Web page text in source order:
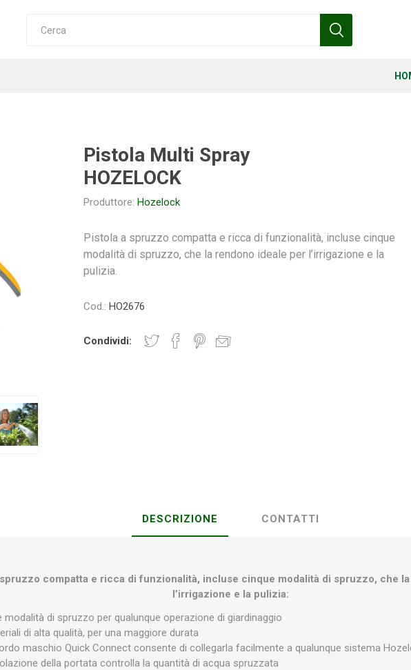
Benza Bottos
Gardena Hozelock
Pistola Multi Spray
HOZELOCK
Produttore: Hozelock
Pistola a spruzzo compatta e ricca di funzionalità, incluse cinque
modalità di spruzzo, che la rendono ideale per l’irrigazione e la
pulizia.
Cod.: HO2676
Condividi:
DESCRIZIONE CONTATTI
compatta e ricca di funzionalità, incluse cinque modalità di spruzzo, che
l’irrigazione e la pulizia:
modalità di spruzzo per qualunque operazione di giardinaggio
di alta qualità, per una maggiore durata
maschio Quick Connect consente di collegarla facilmente a qualunque sistema
della portata controlla la quantità di acqua spruzzata